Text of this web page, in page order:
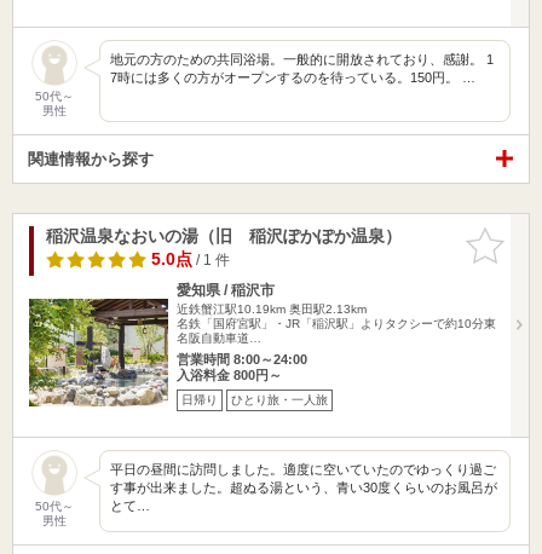
50代～
男性
地元の方のための共同浴場。一般的に開放されており、感謝。 1
7時には多くの方がオープンするのを待っている。150円。 …
関連情報から探す
お気に入
りに追加
稲沢温泉なおいの湯（旧 稲沢ぽかぽか温泉）
5.0点/ 1 件
愛知県 / 稲沢市
近鉄蟹江駅10.19km 奥田駅2.13km
名鉄「国府宮駅」・JR「稲沢駅」よりタクシーで約10分東
名阪自動車道…
営業時間 8:00～24:00
入浴料金 800円～
日帰り ひとり旅・一人旅
50代～
男性
平日の昼間に訪問しました。適度に空いていたのでゆっくり過ご
す事が出来ました。超ぬる湯という、青い30度くらいのお風呂が
とて…